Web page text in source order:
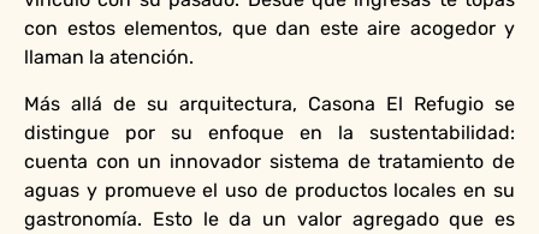
con estos elementos, que dan este aire acogedor y
llaman la atención.
Más allá de su arquitectura, Casona El Refugio se
distingue por su enfoque en la sustentabilidad:
cuenta con un innovador sistema de tratamiento de
aguas y promueve el uso de productos locales en su
gastronomía. Esto le da un valor agregado que es